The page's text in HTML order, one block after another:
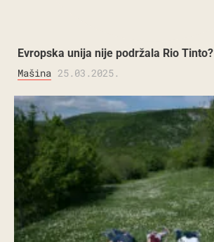
Evropska unija nije podržala Rio Tinto?
Mašina 25.03.2025.